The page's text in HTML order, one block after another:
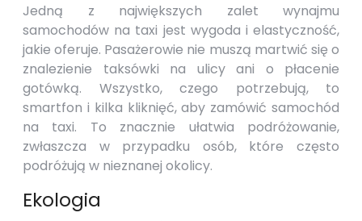
Jedną z największych zalet wynajmu
samochodów na taxi jest wygoda i elastyczność,
jakie oferuje. Pasażerowie nie muszą martwić się o
znalezienie taksówki na ulicy ani o płacenie
gotówką. Wszystko, czego potrzebują, to
smartfon i kilka kliknięć, aby zamówić samochód
na taxi. To znacznie ułatwia podróżowanie,
zwłaszcza w przypadku osób, które często
podróżują w nieznanej okolicy.
Ekologia